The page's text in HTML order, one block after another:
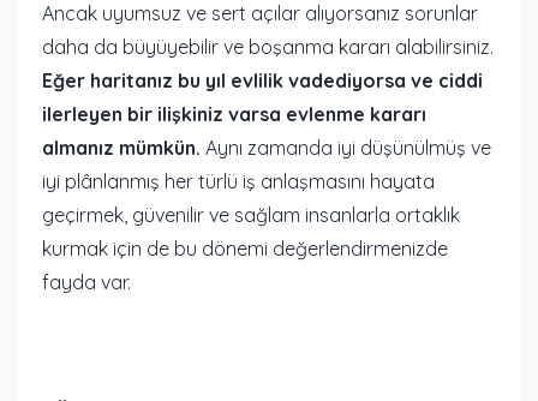
Ancak uyumsuz ve sert açılar alıyorsanız sorunlar
daha da büyüyebilir ve boşanma kararı alabilirsiniz.
Eğer haritanız bu yıl evlilik vadediyorsa ve ciddi
ilerleyen bir ilişkiniz varsa evlenme kararı
almanız mümkün. Aynı zamanda iyi düşünülmüş ve
iyi plânlanmış her türlü iş anlaşmasını hayata
geçirmek, güvenilir ve sağlam insanlarla ortaklık
kurmak için de bu dönemi değerlendirmenizde
fayda var.